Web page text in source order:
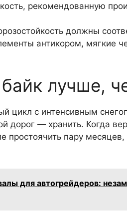
рекомендованную
должны
антикором, мягкие
лучше,
цикл с интенсивным
дорог — хранить. Когда
простоячить пару
для автогрейдеров: